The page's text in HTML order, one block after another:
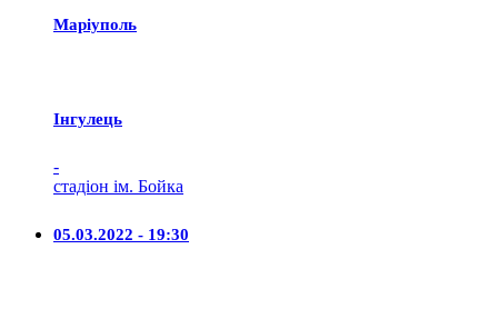
Маріуполь
Iнгулець
-
стадіон ім. Бойка
05.03.2022 - 19:30